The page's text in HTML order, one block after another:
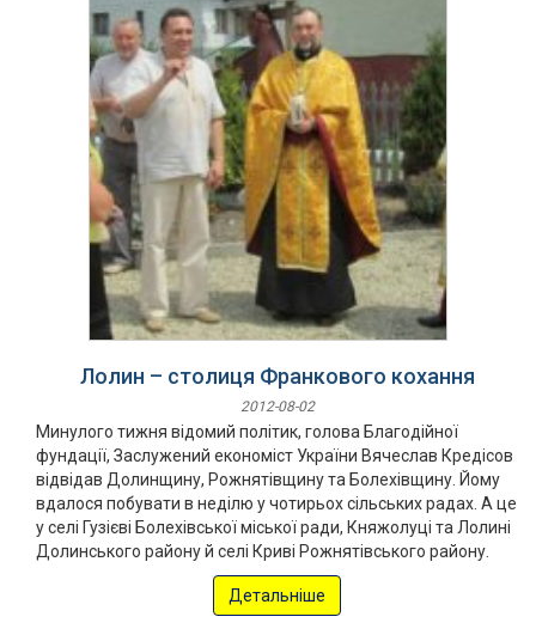
Лолин – столиця Франкового кохання
2012-08-02
Минулого тижня відомий політик, голова Благодійної
фундації, Заслужений економіст України Вячеслав Кредісов
відвідав Долинщину, Рожнятівщину та Болехівщину. Йому
вдалося побувати в неділю у чотирьох сільських радах. А це
у селі Гузієві Болехівської міської ради, Княжолуці та Лолині
Долинського району й селі Криві Рожнятівського району.
Детальніше